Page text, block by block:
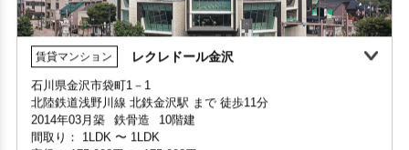
敷金・礼金ゼロ 360°案内
部屋号数 201号室
家賃 30,000円・共益費 5,000円
階数 2階
間取り 1R(ワンルーム)・専有面積 20.53㎡
賃貸マンション レクレドール金沢
石川県金沢市袋町1－1
北陸鉄道浅野川線 北鉄金沢駅 まで 徒歩11分
2014年03月築
鉄骨造
10階建
間取り： 1LDK 〜 1LDK
家賃： 175,000円 〜 175,000円